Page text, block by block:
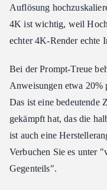
Auflösung
4K ist wichtig, weil
echter 4K-Render echte
Bei der Prompt-Treue
Anweisungen etwa 20%
Das ist eine bedeutende
gekämpft hat, das die
ist auch eine
Verbuchen Sie es unter
Gegenteils".